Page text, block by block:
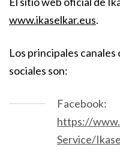
www.ikaselkar.eus.
Los principales
sociales son:
Facebook:
https://
Service/